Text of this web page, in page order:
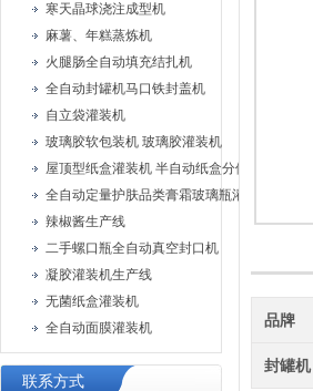
寒天晶球浇注成型机
麻薯、年糕蒸炼机
火腿肠全自动填充结扎机
全自动封罐机马口铁封盖机
自立袋灌装机
玻璃胶软包装机 玻璃胶灌装机
屋顶型纸盒灌装机 半自动纸盒分体灌装机
全自动定量护肤品类膏霜玻璃瓶灌装旋盖机
辣椒酱生产线
二手螺口瓶全自动真空封口机
凝胶灌装机生产线
无菌纸盒灌装机
全自动面膜灌装机
联系方式
品牌
封罐机